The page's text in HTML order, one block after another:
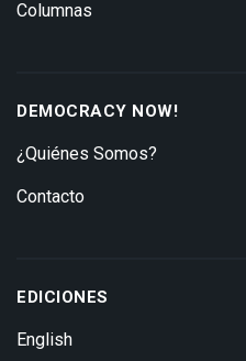
Columnas
DEMOCRACY NOW!
¿Quiénes Somos?
Contacto
EDICIONES
English